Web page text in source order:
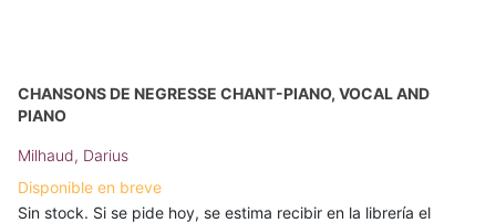
CHANSONS DE NEGRESSE CHANT-PIANO, VOCAL AND
PIANO
Milhaud, Darius
Disponible en breve
Sin stock. Si se pide hoy, se estima recibir en la librería el